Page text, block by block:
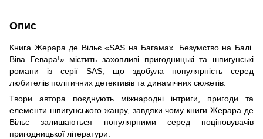
Опис
Книга Жерара де Вільє «SAS на Багамах. Безумство на Балі.
Віва Гевара!» містить захопливі пригодницькі та шпигунські
романи із серії SAS, що здобула популярність серед
любителів політичних детективів та динамічних сюжетів.
Твори автора поєднують міжнародні інтриги, пригоди та
елементи шпигунського жанру, завдяки чому книги Жерара де
Вільє залишаються популярними серед поціновувачів
пригодницької літератури.